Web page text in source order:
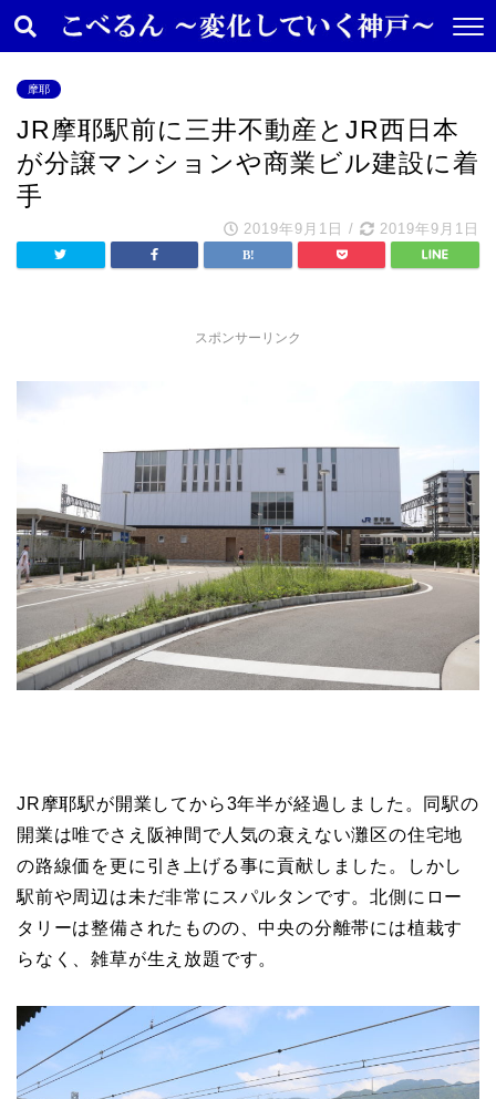
摩耶
JR摩耶駅前に三井不動産とJR西日本
が分譲マンションや商業ビル建設に着
手
2019年9月1日 / 2019年9月1日
スポンサーリンク
JR摩耶駅が開業してから3年半が経過しました。同駅の
開業は唯でさえ阪神間で人気の衰えない灘区の住宅地
の路線価を更に引き上げる事に貢献しました。しかし
駅前や周辺は未だ非常にスパルタンです。北側にロー
タリーは整備されたものの、中央の分離帯には植栽す
らなく、雑草が生え放題です。